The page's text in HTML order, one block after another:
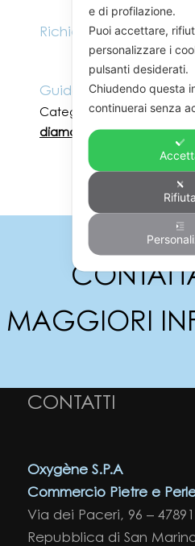
Richiedi informazioni
Guida alle misure
Categorie: Orecchini ,
diamanti
MAGGIORI
CONTATTI
Oxygène S.P.A
Commercio Pietre e
Via dei Paceri, 96 – 47891
Repubblica di San
e di profilazione.
Puoi accettare,
personalizzare i
pulsanti desiderati.
Chiudendo questa
continuerai senza
Rifiuta